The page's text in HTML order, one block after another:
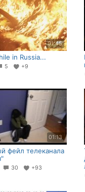
01:45
in Russia...
5 +9
01:13
фейл телеканала
30 +93